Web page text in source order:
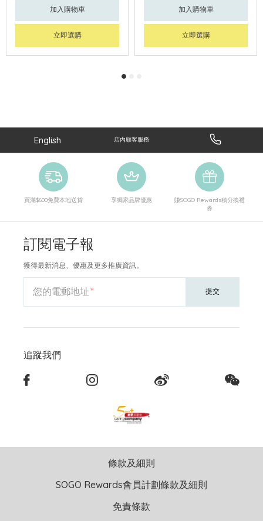
加入購物車
立即選購
加入購物車
立即選購
English 店內顧客服務
買滿$600免費本地送貨 享獨家品牌優惠
賺SOGO Rewards積分換禮
券
訂閱電子報
獲得最新消息、優惠及更多推廣資訊。
您的電郵地址 提交
追蹤我們
條款及細則
SOGO Rewards會員計劃條款及細則
免責條款